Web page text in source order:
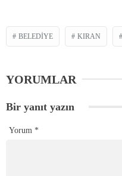
BELEDIYE KIRAN
YORUMLAR
Bir yanıt yazın
Yorum *